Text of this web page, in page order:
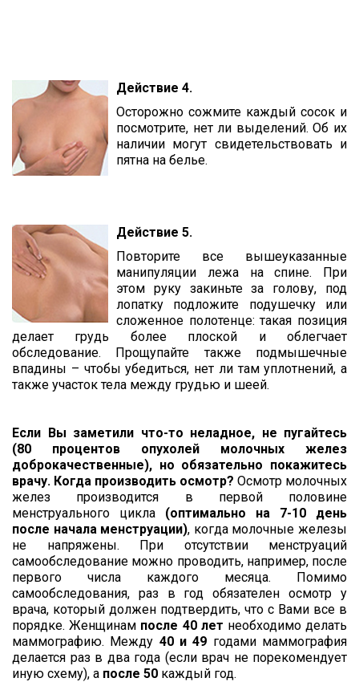
Действие 4.
Осторожно сожмите каждый сосок и
посмотрите, нет ли выделений. Об их
наличии могут свидетельствовать и
пятна на белье.
Действие 5.
Повторите все вышеуказанные
манипуляции лежа на спине. При
этом руку закиньте за голову, под
лопатку подложите подушечку или
сложенное полотенце: такая позиция
делает грудь более плоской и облегчает
обследование. Прощупайте также подмышечные
впадины – чтобы убедиться, нет ли там уплотнений, а
также участок тела между грудью и шеей.
Если Вы заметили что-то неладное, не пугайтесь
(80 процентов опухолей молочных желез
доброкачественные), но обязательно покажитесь
врачу. Когда производить осмотр? Осмотр молочных
желез производится в первой половине
менструального цикла (оптимально на 7-10 день
после начала менструации), когда молочные железы
не напряжены. При отсутствии менструаций
самообследование можно проводить, например, после
первого числа каждого месяца. Помимо
самообследования, раз в год обязателен осмотр у
врача, который должен подтвердить, что с Вами все в
порядке. Женщинам после 40 лет необходимо делать
маммографию. Между 40 и 49 годами маммография
делается раз в два года (если врач не порекомендует
иную схему), а после 50 каждый год.